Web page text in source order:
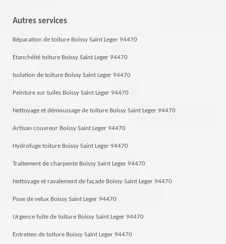
Autres services
Réparation de toiture Boissy Saint Leger 94470
Etanchéité toiture Boissy Saint Leger 94470
Isolation de toiture Boissy Saint Leger 94470
Peinture sur tuiles Boissy Saint Leger 94470
Nettoyage et démoussage de toiture Boissy Saint Leger 94470
Artisan couvreur Boissy Saint Leger 94470
Hydrofuge toiture Boissy Saint Leger 94470
Traitement de charpente Boissy Saint Leger 94470
Nettoyage et ravalement de façade Boissy Saint Leger 94470
Pose de velux Boissy Saint Leger 94470
Urgence fuite de toiture Boissy Saint Leger 94470
Entretien de toiture Boissy Saint Leger 94470